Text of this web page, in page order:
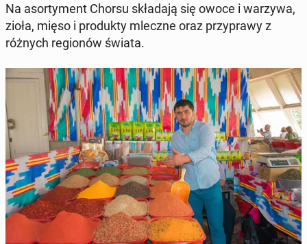
Na asorty­ment Chorsu składa­ją się owoce i warzywa,
zioła, mięso i pro­duk­ty mleczne oraz przyprawy z
różnych re­gionów świata.